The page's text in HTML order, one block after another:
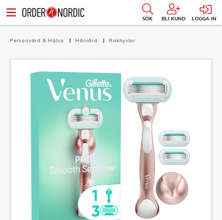
SÖK BLI KUND LOGGA IN
Personvård & Hälsa Hårvård Rakhyvlar